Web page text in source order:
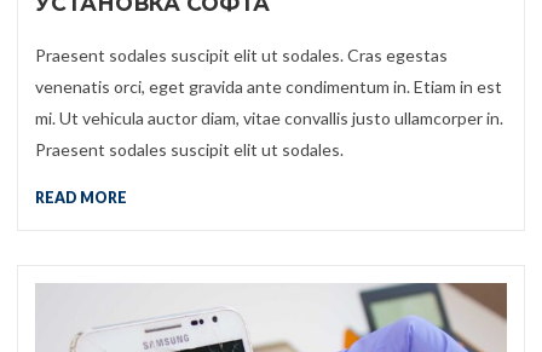
Praesent sodales suscipit elit ut sodales. Cras egestas
venenatis orci, eget gravida ante condimentum in. Etiam in est
mi. Ut vehicula auctor diam, vitae convallis justo ullamcorper in.
Praesent sodales suscipit elit ut sodales.
READ MORE